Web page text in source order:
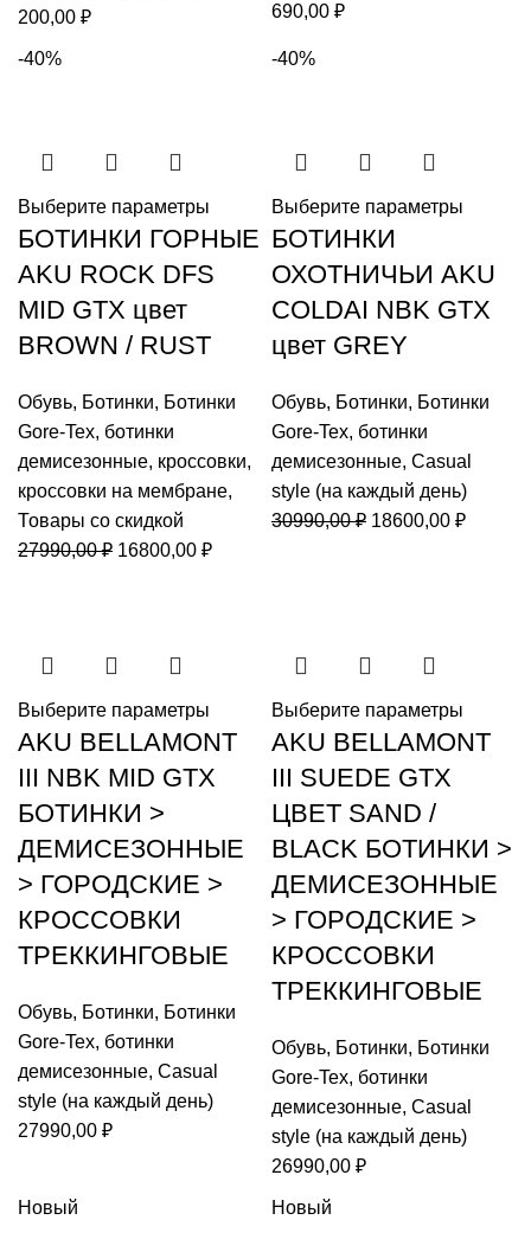
200,00 ₽
690,00 ₽
-40%
Выберите параметры
БОТИНКИ ГОРНЫЕ
AKU ROCK DFS
MID GTX цвет
BROWN / RUST
Обувь, Ботинки, Ботинки
Gore-Tex, ботинки
демисезонные, кроссовки,
кроссовки на мембране,
Товары со скидкой
27990,00₽ Первоначальная
16800,00 ₽Текущая
-40%
Выберите параметры
БОТИНКИ
ОХОТНИЧЬИ AKU
COLDAI NBK GTX
цвет GREY
Обувь, Ботинки, Ботинки
Gore-Tex, ботинки
демисезонные, Casual
style (на каждый день)
30990,00₽ Первоначальная
18600,00 ₽
Выберите параметры
AKU BELLAMONT
III NBK MID GTX
БОТИНКИ >
ДЕМИСЕЗОННЫЕ
> ГОРОДСКИЕ >
КРОССОВКИ
ТРЕККИНГОВЫЕ
Обувь, Ботинки, Ботинки
Gore-Tex, ботинки
демисезонные, Casual
style (на каждый день)
27990,00 ₽
Выберите параметры
AKU BELLAMONT
III SUEDE GTX
ЦВЕТ SAND /
BLACK БОТИНКИ >
ДЕМИСЕЗОННЫЕ
> ГОРОДСКИЕ >
КРОССОВКИ
ТРЕККИНГОВЫЕ
Обувь, Ботинки, Ботинки
Gore-Tex, ботинки
демисезонные, Casual
style (на каждый день)
26990,00 ₽
Новый Новый